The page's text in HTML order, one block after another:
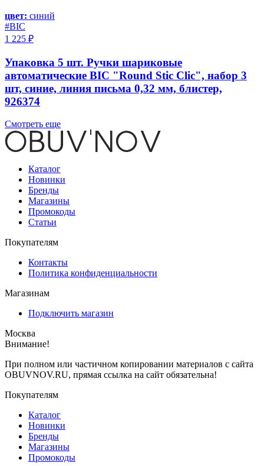
цвет: синий
#BIC
1 225 ₽
Упаковка 5 шт. Ручки шариковые
автоматические BIC "Round Stic Clic", набор 3
шт, синие, линия письма 0,32 мм, блистер,
926374
Смотреть еще
Каталог
Новинки
Бренды
Магазины
Промокоды
Статьи
Покупателям
Контакты
Политика конфиденциальности
Магазинам
Подключить магазин
Москва
Внимание!
При полном или частичном копировании материалов с сайта
OBUVNOV.RU, прямая ссылка на сайт обязательна!
Покупателям
Каталог
Новинки
Бренды
Магазины
Промокоды